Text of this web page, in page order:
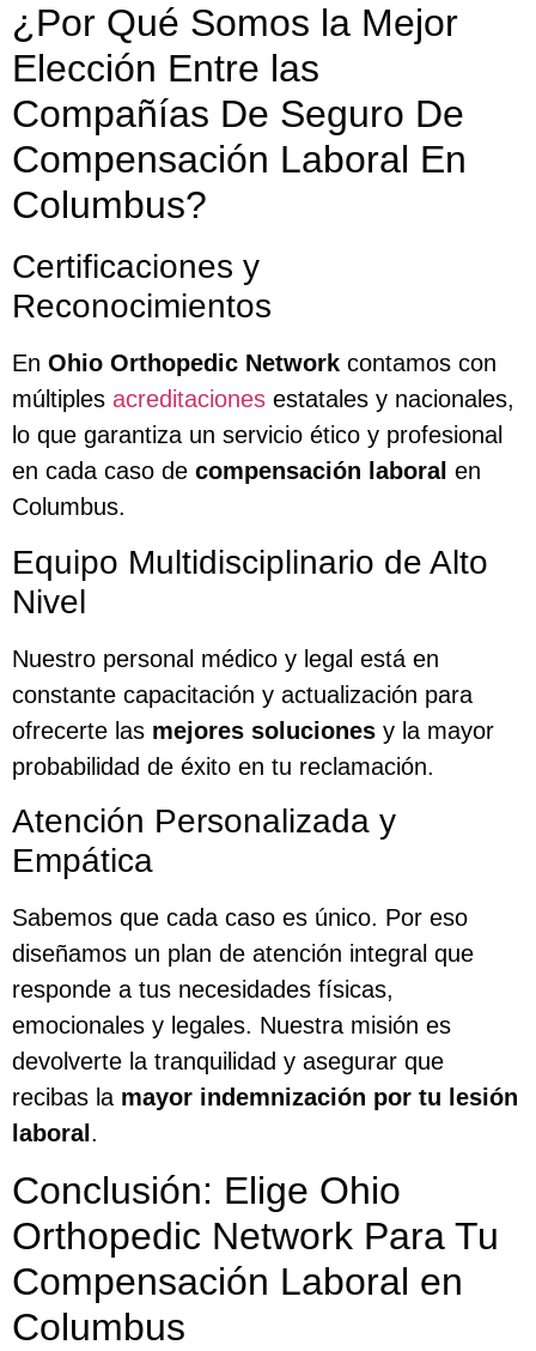
¿Por Qué Somos la Mejor
Elección Entre las
Compañías De Seguro De
Compensación Laboral En
Columbus?
Certificaciones y
Reconocimientos
En Ohio Orthopedic Network contamos con
múltiples acreditaciones estatales y nacionales,
lo que garantiza un servicio ético y profesional
en cada caso de compensación laboral en
Columbus.
Equipo Multidisciplinario de Alto
Nivel
Nuestro personal médico y legal está en
constante capacitación y actualización para
ofrecerte las mejores soluciones y la mayor
probabilidad de éxito en tu reclamación.
Atención Personalizada y
Empática
Sabemos que cada caso es único. Por eso
diseñamos un plan de atención integral que
responde a tus necesidades físicas,
emocionales y legales. Nuestra misión es
devolverte la tranquilidad y asegurar que
recibas la mayor indemnización por tu lesión
laboral .
Conclusión: Elige Ohio
Orthopedic Network Para Tu
Compensación Laboral en
Columbus